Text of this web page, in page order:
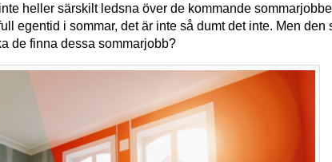
heller särskilt ledsna över de kommande
egentid i sommar, det är inte så dumt det inte. Men den
de finna dessa sommarjobb?